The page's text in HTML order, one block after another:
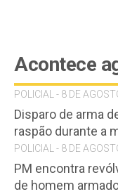
Acontece
POLICIAL - 8 DE
Disparo de arma
raspão durante a
POLICIAL - 8 DE
PM encontra
de homem